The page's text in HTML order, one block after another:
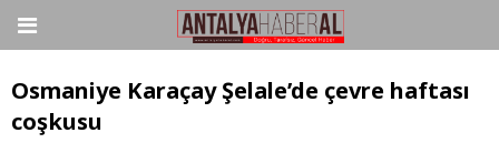
Osmaniye Karaçay Şelale’de çevre haftası
coşkusu